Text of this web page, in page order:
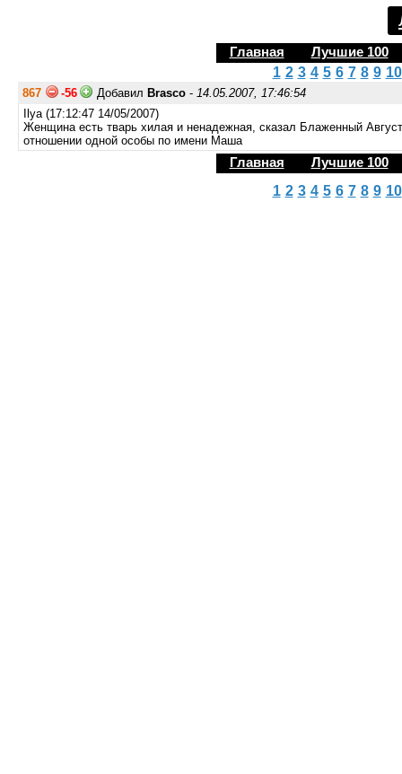
Главная Лучшие 100
1 2 3 4 5 6 7 8 9 10
867 -56 Добавил Brasco - 14.05.2007, 17:46:54
Ilya (17:12:47 14/05/2007)
Женщина есть тварь хилая и ненадежная, сказал Блаженный
отношении одной особы по имени Маша
Главная Лучшие 100
1 2 3 4 5 6 7 8 9 10